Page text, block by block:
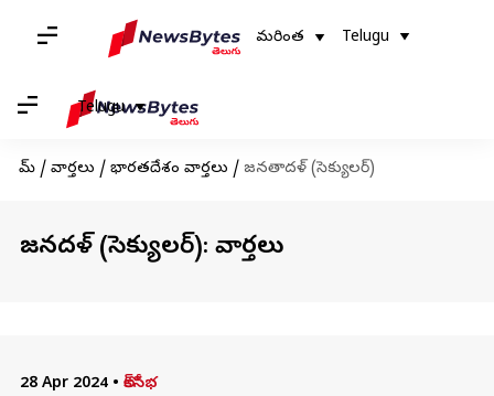
మరింత Telugu
Telugu
హోమ్ / వార్తలు / భారతదేశం వార్తలు / జనతాదళ్ (సెక్యులర్)
జనతాదళ్ (సెక్యులర్): వార్తలు
28 Apr 2024 • లోక్‌సభ